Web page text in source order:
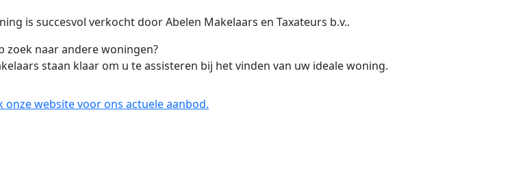
is succesvol verkocht door Abelen Makelaars en Taxateurs b.v..
zoek naar andere woningen?
staan klaar om u te assisteren bij het vinden van uw ideale woning.
onze website voor ons actuele aanbod.